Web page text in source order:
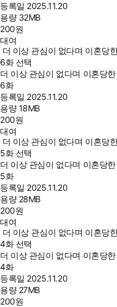
등록일 2025.11.20
용량 32MB
200원
대여
더 이상 관심이 없다며 이혼당
6화 선택
더 이상 관심이 없다며 이혼당
6화
등록일 2025.11.20
용량18MB
200원
대여
더 이상 관심이 없다며 이혼당
5화 선택
더 이상 관심이 없다며 이혼당
5화
등록일 2025.11.20
용량 28MB
200원
대여
더 이상 관심이 없다며 이혼당
4화 선택
더 이상 관심이 없다며 이혼당
4화
등록일 2025.11.20
용량 27MB
200원